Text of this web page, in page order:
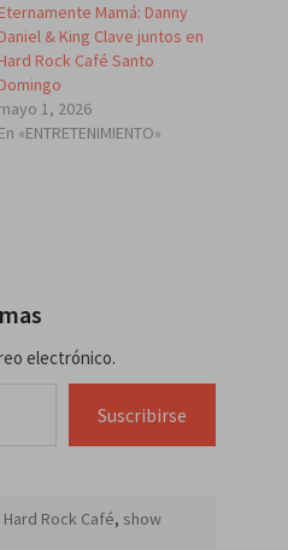
Eternamente Mamá: Danny
Daniel & King Clave juntos en
Hard Rock Café Santo
Domingo
mayo 1, 2026
En «ENTRETENIMIENTO»
electrónico.
Suscribirse
Hard Rock Café, show